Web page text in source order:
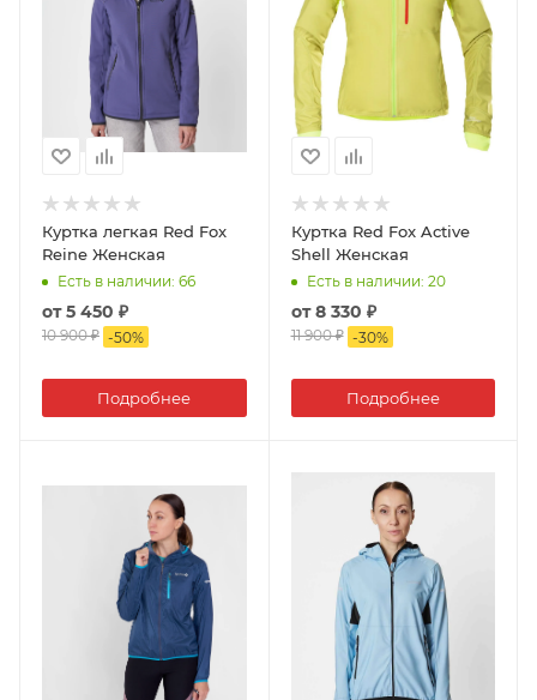
Куртка легкая Red Fox
Reine Женская
Есть в наличии: 66
от5 450 ₽
10 900 ₽ -50%
Подробнее
Куртка Red Fox Active
Shell Женская
Есть в наличии: 20
от8 330 ₽
11 900 ₽ -30%
Подробнее